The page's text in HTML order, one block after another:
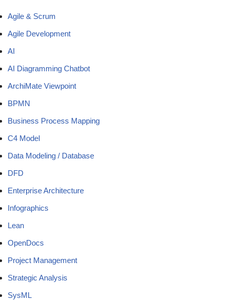
Agile & Scrum
Agile Development
AI
AI Diagramming Chatbot
ArchiMate Viewpoint
BPMN
Business Process Mapping
C4 Model
Data Modeling / Database
DFD
Enterprise Architecture
Infographics
Lean
OpenDocs
Project Management
Strategic Analysis
SysML